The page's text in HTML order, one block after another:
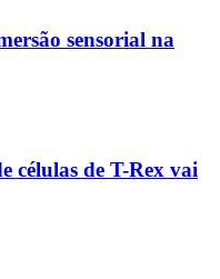
sensorial na
células de T-Rex vai